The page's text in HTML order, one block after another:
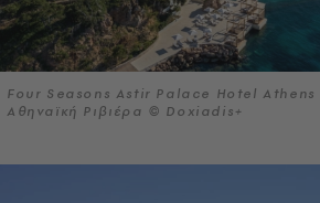
Four Seasons Astir Palace Hotel Athens
Αθηναϊκή Ριβιέρα © Doxiadis+